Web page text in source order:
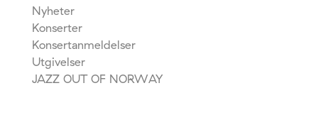
Nyheter
Konserter
Konsertanmeldelser
Utgivelser
JAZZ OUT OF NORWAY